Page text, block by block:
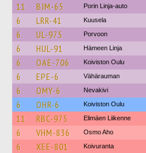
11 BJM-65 Porin Linja-auto
6 LRR-41 Kuusela
6 UL-975 Porvoon
6 HUL-91 Hämeen Linja
6 OAE-706 Koiviston Oulu
6 EPE-6 Vähärauman
6 OMY-6 Nevakivi
6 OHR-6 Koiviston Oulu
11 RBC-975 Elimäen Liikenne
6 VHM-836 Osmo Aho
6 XEE-801 Koivuranta